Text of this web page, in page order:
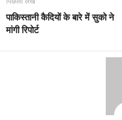
पाकिस्तानी कैदियों के बारे में सुको ने
मांगी रिपोर्ट